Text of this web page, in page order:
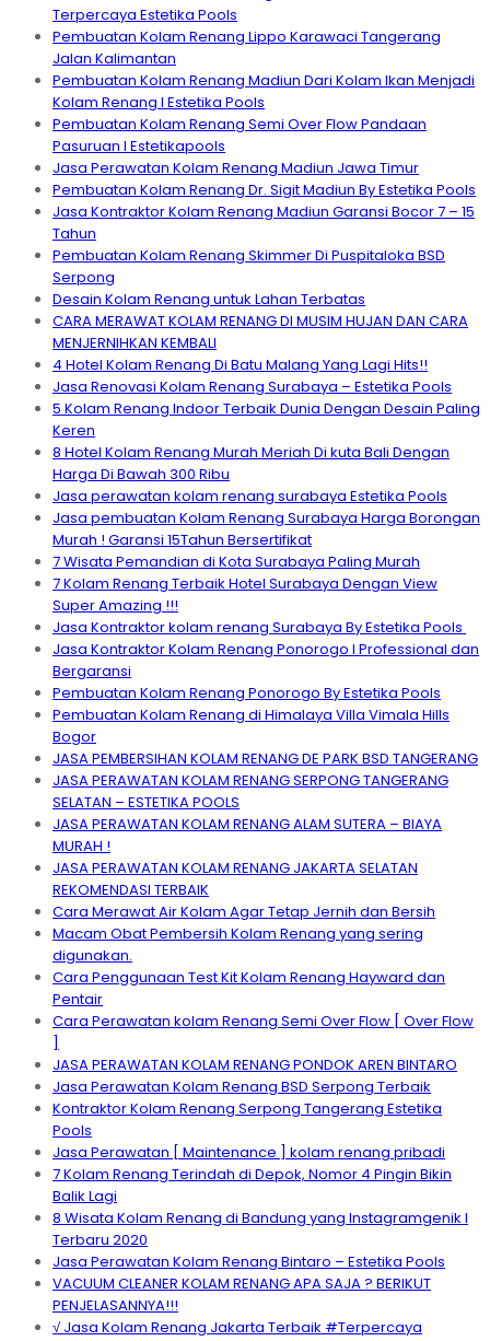
Terpercaya Estetika Pools
Pembuatan Kolam Renang Lippo Karawaci Tangerang
Jalan Kalimantan
Pembuatan Kolam Renang Madiun Dari Kolam Ikan Menjadi
Kolam Renang I Estetika Pools
Pembuatan Kolam Renang Semi Over Flow Pandaan
Pasuruan I Estetikapools
Jasa Perawatan Kolam Renang Madiun Jawa Timur
Pembuatan Kolam Renang Dr. Sigit Madiun By Estetika Pools
Jasa Kontraktor Kolam Renang Madiun Garansi Bocor 7 – 15
Tahun
Pembuatan Kolam Renang Skimmer Di Puspitaloka BSD
Serpong
Desain Kolam Renang untuk Lahan Terbatas
CARA MERAWAT KOLAM RENANG DI MUSIM HUJAN DAN CARA
MENJERNIHKAN KEMBALI
4 Hotel Kolam Renang Di Batu Malang Yang Lagi Hits!!
Jasa Renovasi Kolam Renang Surabaya – Estetika Pools
5 Kolam Renang Indoor Terbaik Dunia Dengan Desain Paling
Keren
8 Hotel Kolam Renang Murah Meriah Di kuta Bali Dengan
Harga Di Bawah 300 Ribu
Jasa perawatan kolam renang surabaya Estetika Pools
Jasa pembuatan Kolam Renang Surabaya Harga Borongan
Murah ! Garansi 15Tahun Bersertifikat
7 Wisata Pemandian di Kota Surabaya Paling Murah
7 Kolam Renang Terbaik Hotel Surabaya Dengan View
Super Amazing !!!
Jasa Kontraktor kolam renang Surabaya By Estetika Pools
Jasa Kontraktor Kolam Renang Ponorogo I Professional dan
Bergaransi
Pembuatan Kolam Renang Ponorogo By Estetika Pools
Pembuatan Kolam Renang di Himalaya Villa Vimala Hills
Bogor
JASA PEMBERSIHAN KOLAM RENANG DE PARK BSD TANGERANG
JASA PERAWATAN KOLAM RENANG SERPONG TANGERANG
SELATAN – ESTETIKA POOLS
JASA PERAWATAN KOLAM RENANG ALAM SUTERA – BIAYA
MURAH !
JASA PERAWATAN KOLAM RENANG JAKARTA SELATAN
REKOMENDASI TERBAIK
Cara Merawat Air Kolam Agar Tetap Jernih dan Bersih
Macam Obat Pembersih Kolam Renang yang sering
digunakan.
Cara Penggunaan Test Kit Kolam Renang Hayward dan
Pentair
Cara Perawatan kolam Renang Semi Over Flow [ Over Flow
]
JASA PERAWATAN KOLAM RENANG PONDOK AREN BINTARO
Jasa Perawatan Kolam Renang BSD Serpong Terbaik
Kontraktor Kolam Renang Serpong Tangerang Estetika
Pools
Jasa Perawatan [ Maintenance ] kolam renang pribadi
7 Kolam Renang Terindah di Depok, Nomor 4 Pingin Bikin
Balik Lagi
8 Wisata Kolam Renang di Bandung yang Instagramgenik I
Terbaru 2020
Jasa Perawatan Kolam Renang Bintaro – Estetika Pools
VACUUM CLEANER KOLAM RENANG APA SAJA ? BERIKUT
PENJELASANNYA!!!
√ Jasa Kolam Renang Jakarta Terbaik #Terpercaya